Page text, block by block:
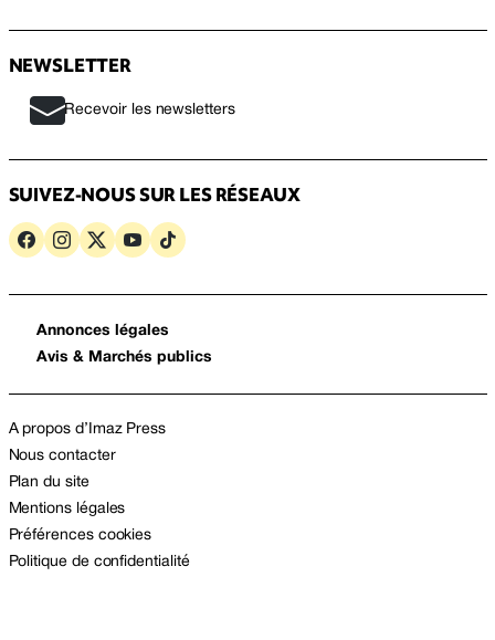
NEWSLETTER
Recevoir les newsletters
SUIVEZ-NOUS SUR LES RÉSEAUX
Annonces légales
Avis & Marchés publics
A propos d’Imaz Press
Nous contacter
Plan du site
Mentions légales
Préférences cookies
Politique de confidentialité